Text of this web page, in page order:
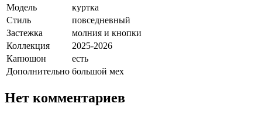
Модель
куртка
Стиль
повседневный
Застежка
молния и кнопки
Коллекция
2025-2026
Капюшон
есть
Дополнительно большой мех
Нет комментариев